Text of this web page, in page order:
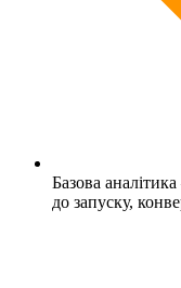
Базова
до запуску,